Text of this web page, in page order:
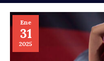
Ene
31
2025